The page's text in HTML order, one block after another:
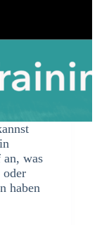
an, was
oder
haben